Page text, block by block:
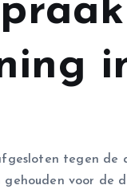
tegen
voor de